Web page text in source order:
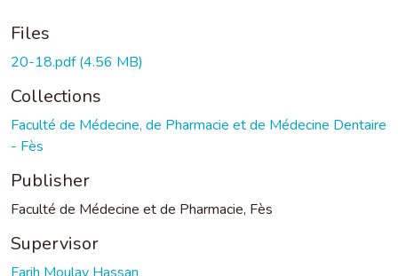
Files
20-18.pdf(4.56 MB)
Collections
Faculté de Médecine, de Pharmacie et de Médecine Dentaire
- Fès
Publisher
Faculté de Médecine et de Pharmacie, Fès
Supervisor